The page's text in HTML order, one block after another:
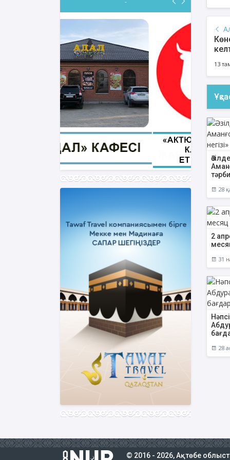
13
28
2
31
28
ФИҚҺ ДӘРІСТЕРІ
Нұрбол Смағұлов
""Нұр Ғасыр" облыстық мешітінің
наиб имамы
ТІКЕЛЕЙ ЭФИРДЕ
Аптаның сәрсенбі күндері сағат
21:00 (Ақтөбе уақытымен)
Біздің nur_gasyr Instagram
парақшамызда
© 2016 - 2026, Ақтөбе